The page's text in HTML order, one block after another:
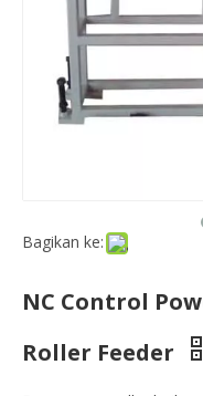
Bagikan ke:
NC Control
Roller Feeder